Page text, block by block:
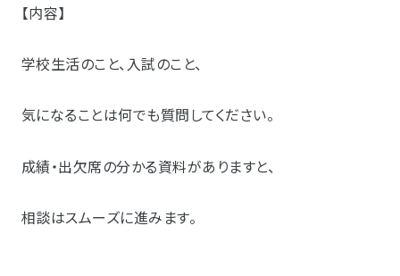
【内容】
学校生活のこと、入試のこと、
気になることは何でも質問してください。
成績・出欠席の分かる資料がありますと、
相談はスムーズに進みます。